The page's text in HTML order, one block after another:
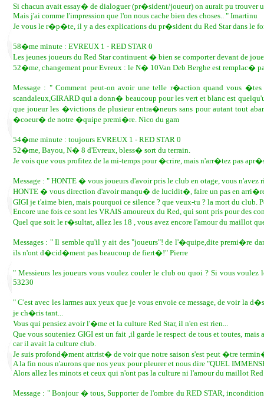
Si chacun avait essay� de dialoguer (pr�sident/joueur) on aurait pu trouver
Mais j'ai comme l'impression que l'on nous cache bien des choses.. " Imartinu
Je vous le r�p�te, il y a des explications du pr�sident du Red Star dans le
58�me minute : EVREUX 1 - RED STAR 0
Les jeunes joueurs du Red Star continuent � bien se comporter devant de
52�me, changement pour Evreux : le N� 10Van Deb Berghe est remplac�
Message : " Comment peut-on avoir une telle r�action quand vous
scandaleux,GIRARD qui a donn� beaucoup pour les vert et blanc est
que joueur les �victions de plusieur entra�neurs sans pour autant tout
�coeur� de notre �quipe premi�re. Nico du gam
54�me minute : toujours EVREUX 1 - RED STAR 0
52�me, Bayou, N� 8 d'Evreux, bless� sort du terrain.
Je vois que vous profitez de la mi-temps pour �crire, mais n'arr�tez pas
Message : " HONTE � vous joueurs d'avoir pris le club en otage, vous n'avez
HONTE � vous direction d'avoir manqu� de lucidit�, faire un pas en
GIGI je t'aime bien, mais pourquoi ce silence ? que veux-tu ? la mort du
Encore une fois ce sont les VRAIS amoureux du Red, qui sont pris pour des
Quel que soit le r�sultat, allez les 18 , vous avez encore l'amour du maillot
Messages : " Il semble qu'il y ait des "joueurs"! de l'�quipe,dite premi�re
ils n'ont d�cid�ment pas beaucoup de fiert�!" Pierre
" Messieurs les joueurs vous voulez couler le club ou quoi ? Si vous
53230
" C'est avec les larmes aux yeux que je vous envoie ce message, de voir la
je ch�ris tant...
Vous qui pensiez avoir l'�me et la culture Red Star, il n'en est rien...
Que vous souteniez GIGI est un fait ,il garde le respect de tous et toutes,
car il avait la culture club.
Je suis profond�ment attrist� de voir que notre saison s'est peut �tre
A la fin nous n'aurons que nos yeux pour pleurer et nous dire "QUEL
Alors allez les minots et ceux qui n'ont pas la culture ni l'amour du maillot
Message : " Bonjour � tous, Supporter de l'ombre du RED STAR,